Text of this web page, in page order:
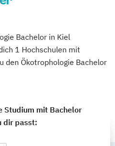
Bachelor in Kiel
1 Hochschulen mit
den Ökotrophologie Bachelor
Studium mit Bachelor
dir passt: